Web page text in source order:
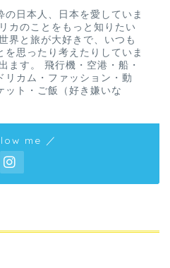
の日本人、日本を愛していま
カのことをもっと知りたい
界と旅が大好きで、いつも
思ったり考えたりしていま
ます。 飛行機・空港・船・
リカム・ファッション・動
ット・ご飯（好き嫌いな
me ／